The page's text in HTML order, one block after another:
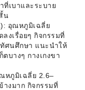
ที่เบาและระบาย
น
อุณหภูมิเฉลี่ย
งเรื่อยๆ กิจกรรมที่
ศนศึกษา แนะนำให้
บางๆ กางเกงขา
หภูมิเฉลี่ย 2.6–
างมาก กิจกรรมที่